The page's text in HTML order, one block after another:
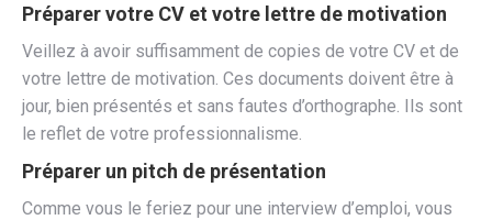
Préparer votre CV et votre lettre de motivation
Veillez à avoir suffisamment de copies de votre CV et de
votre lettre de motivation. Ces documents doivent être à
jour, bien présentés et sans fautes d’orthographe. Ils sont
le reflet de votre professionnalisme.
Préparer un pitch de présentation
Comme vous le feriez pour une interview d’emploi, vous